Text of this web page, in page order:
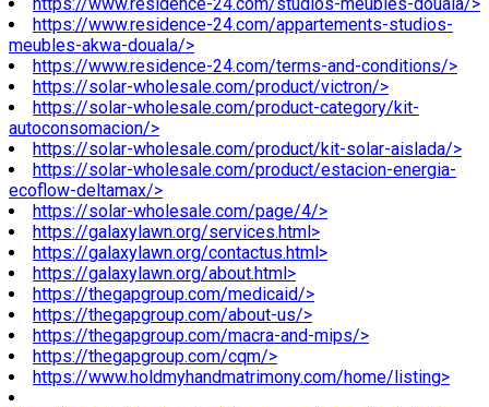
https://www.residence-24.com/appartements-studios-
meubles-akwa-douala/>
https://www.residence-24.com/terms-and-conditions/>
https://solar-wholesale.com/product/victron/>
https://solar-wholesale.com/product-category/kit-
autoconsomacion/>
https://solar-wholesale.com/product/kit-solar-aislada/>
https://solar-wholesale.com/product/estacion-energia-
ecoflow-deltamax/>
https://solar-wholesale.com/page/4/>
https://galaxylawn.org/services.html>
https://galaxylawn.org/contactus.html>
https://galaxylawn.org/about.html>
https://thegapgroup.com/medicaid/>
https://thegapgroup.com/about-us/>
https://thegapgroup.com/macra-and-mips/>
https://thegapgroup.com/cqm/>
https://www.holdmyhandmatrimony.com/home/listing>